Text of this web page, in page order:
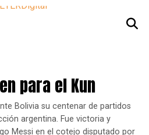
para el Kun
Bolivia su centenar de partidos
argentina. Fue victoria y
Messi en el cotejo disputado por